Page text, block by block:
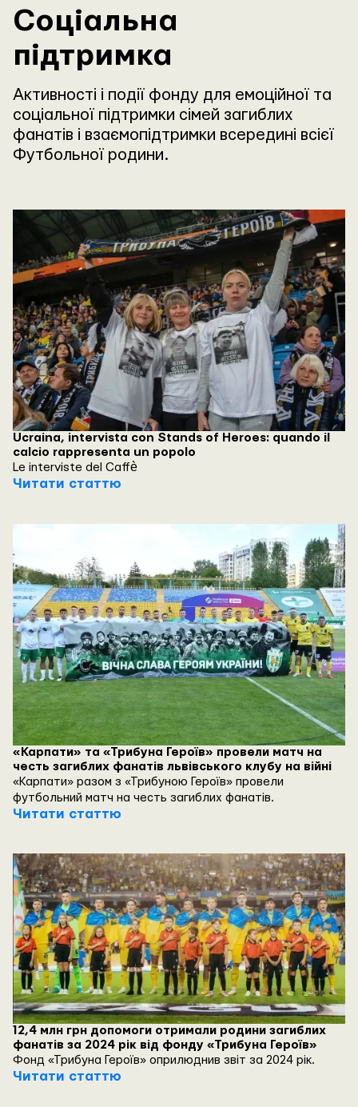
Соціальна
підтримка
Активності і події фонду для емоційної та
соціальної підтримки сімей загиблих
фанатів і взаємопідтримки всередині всієї
Футбольної родини.
Ucraina, intervista con Stands of Heroes: quando il
calcio rappresenta un popolo
Le interviste del Caffè
Читати статтю
«Карпати» та «Трибуна Героїв» провели матч на
честь загиблих фанатів львівського клубу на війні
«Карпати» разом з «Трибуною Героїв» провели
футбольний матч на честь загиблих фанатів.
Читати статтю
12,4 млн грн допомоги отримали родини загиблих
фанатів за 2024 рік від фонду «Трибуна Героїв»
Фонд «Трибуна Героїв» оприлюднив звіт за 2024 рік.
Читати статтю